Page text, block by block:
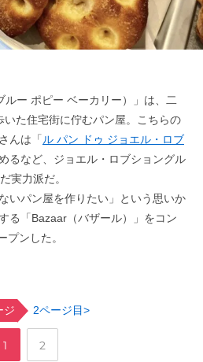
ルー ポピー ベーカリー）」は、二
た住宅街に佇むパン屋。こちらの
んは「ル パン ドゥ ジョエル・ロブ
るなど、ジョエル・ロブショングル
実力派だ。
いパン屋を作りたい」という思いか
る「Bazaar（バザール）」をコン
プンした。
ジ 2ページ目>
ペ1
,
ペ
2